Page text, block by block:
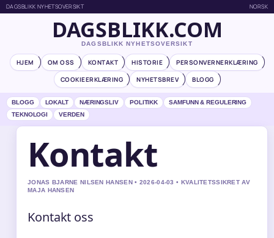
DAGSBLIKK NYHETSOVERSIKT NORSK
DAGSBLIKK.COM
DAGSBLIKK NYHETSOVERSIKT
HJEM OM OSS KONTAKT HISTORIE
PERSONVERNERKLÆRING
COOKIEERKLÆRING
NYHETSBREV BLOGG
BLOGG LOKALT NÆRINGSLIV POLITIKK
SAMFUNN & REGULERING
TEKNOLOGI
VERDEN
Kontakt
JONAS BJARNE NILSEN HANSEN • 2026-04-03 • KVALITETSSIKRET AV
MAJA HANSEN
Kontakt oss